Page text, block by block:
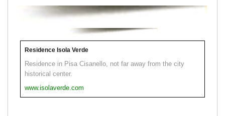
Residence Isola Verde
Residence in Pisa Cisanello, not far away from the city
historical center.
www.isolaverde.com